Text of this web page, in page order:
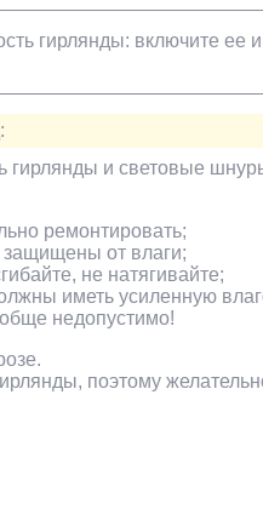
гирлянды: включите
гирлянды и световые
ремонтировать;
защищены от влаги;
не натягивайте;
иметь усиленную
недопустимо!
поэтому